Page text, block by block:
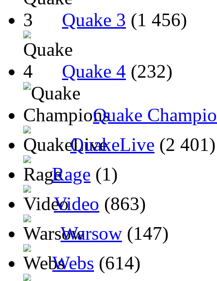
Quake 3 (1 456)
Quake 4 (232)
Quake
QuakeLive (2 401)
Rage (1)
Video (863)
Warsow (147)
Webs (614)